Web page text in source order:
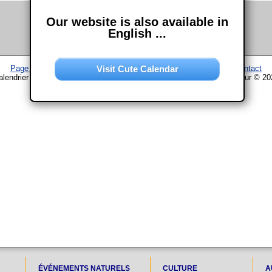
Page d'accueil Calendrier–Plan du site–Mentions légales
Contact
www.chouette-calendrier.com • 7. Octobre 2030 – droit d'auteur ©
ÉVÉNEMENTS NATURELS CULTURE
Our website is also available in
English ...
Visit Cute Calendar